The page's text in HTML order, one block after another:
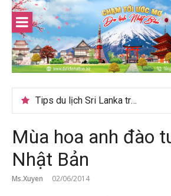
Skip
content
Tips du lịch Sri Lanka trọn vẹn cho người mới
Mùa hoa anh đào
Nhật Bản
Ms.Xuyen 02/06/2014